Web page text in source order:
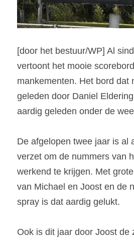
[door het bestuur/WP] Al
vertoont het mooie
mankementen. Het bord dat
geleden door Daniel
aardig geleden onder de
De afgelopen twee jaar is al
verzet om de nummers van
werkend te krijgen. Met
van Michael en Joost en de
spray is dat aardig gelukt.
Ook is dit jaar door Joost de